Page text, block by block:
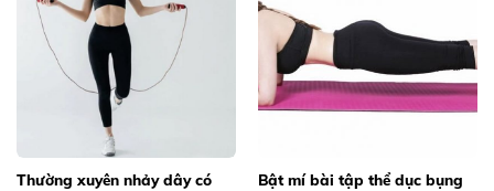
Thường xuyên nhảy dây có
Bật mí bài tập thể dục bụng